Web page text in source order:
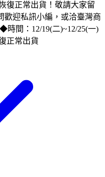
復正常出貨！敬請大家留
歡迎私訊小編，或洽臺灣商
時間：12/19(二)~12/25(一)
正常出貨​